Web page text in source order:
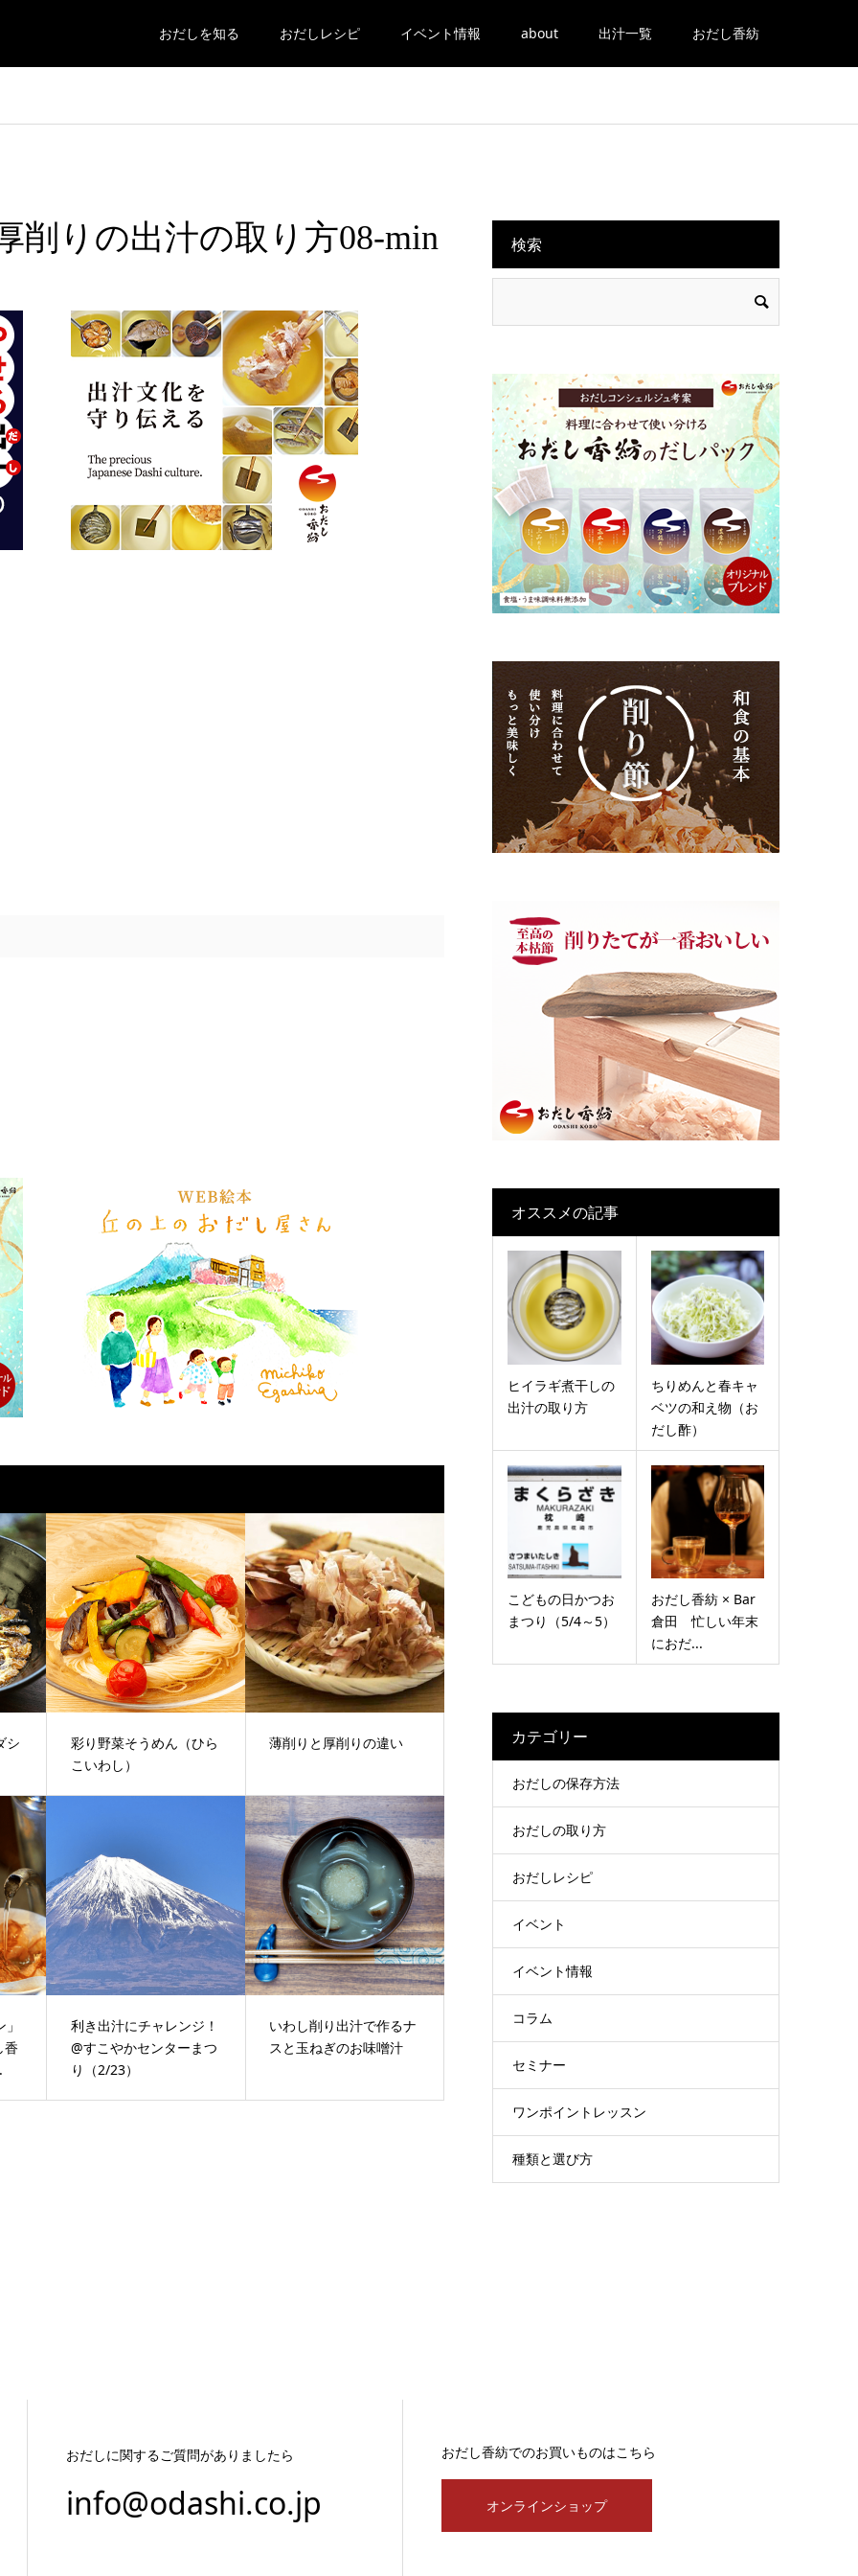
おだしを知る おだしレシピ イベント情報 about 出汁一覧 おだし香紡
削りの出汁の取り方08-min
シ
彩り野菜そうめん（ひら
こいわし）
薄削りと厚削りの違い
香
利き出汁にチャレンジ！
@すこやかセンターまつ
り（2/23）
いわし削り出汁で作るナ
スと玉ねぎのお味噌汁
検索
オススメの記事
ヒイラギ煮干しの
出汁の取り方
ちりめんと春キャ
ベツの和え物（お
だし酢）
こどもの日かつお
まつり（5/4～5）
おだし香紡 × Bar
倉田 忙しい年末
におだ...
カテゴリー
おだしの保存方法
おだしの取り方
おだしレシピ
イベント
イベント情報
コラム
セミナー
ワンポイントレッスン
種類と選び方
おだしに関するご質問がありましたら
info@odashi.co.jp
おだし香紡でのお買いものはこちら
オンラインショップ